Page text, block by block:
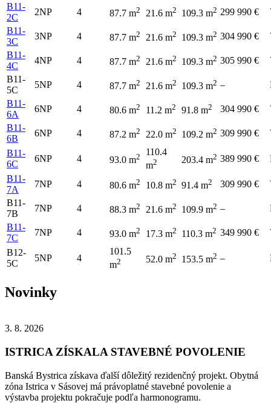
B11-
2C
2NP 4 87.7 m2 21.6 m2 109.3 m2 299 990 €
B11-
3C
3NP 4 87.7 m2 21.6 m2 109.3 m2 304 990 €
B11-
4C
4NP 4 87.7 m2 21.6 m2 109.3 m2 305 990 €
B11-
5C
5NP 4 87.7 m2 21.6 m2 109.3 m2 –
B11-
6A
6NP 4 80.6 m2 11.2 m2 91.8 m2 304 990 €
B11-
6B
6NP 4 87.2 m2 22.0 m2 109.2 m2 309 990 €
B11-
6C
6NP 4 93.0 m2
110.4
m2 203.4 m2 389 990 €
B11-
7A
7NP 4 80.6 m2 10.8 m2 91.4 m2 309 990 €
B11-
7B
7NP 4 88.3 m2 21.6 m2 109.9 m2 –
B11-
7C
7NP 4 93.0 m2 17.3 m2 110.3 m2 349 990 €
B12-
5C
5NP 4
101.5
m2 52.0 m2 153.5 m2 –
Novinky
3. 8. 2026
ISTRICA ZÍSKALA STAVEBNÉ POVOLENIE
Banská Bystrica získava ďalší dôležitý rezidenčný projekt. Obytná
zóna Istrica v Sásovej má právoplatné stavebné povolenie a
výstavba projektu pokračuje podľa harmonogramu.